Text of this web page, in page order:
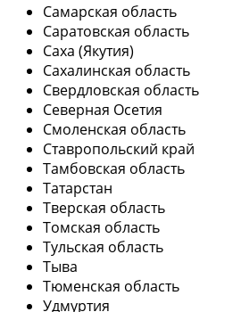
Самарская область
Саратовская область
Саха (Якутия)
Сахалинская область
Свердловская область
Северная Осетия
Смоленская область
Ставропольский край
Тамбовская область
Татарстан
Тверская область
Томская область
Тульская область
Тыва
Тюменская область
Удмуртия